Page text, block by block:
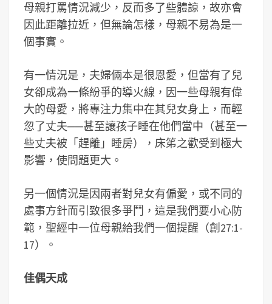
母親打罵情況減少，反而多了些體諒，故亦會
因此距離拉近，但無論怎樣，母親不易為是一
個事實。
有一情況是，夫婦倆本是很恩愛，但當有了兒
女卻成為一條紛爭的導火線，因一些母親有偉
大的母愛，將專注力集中在其兒女身上，而輕
忽了丈夫──甚至讓孩子睡在他們當中（甚至一
些丈夫被「趕離」睡房），床笫之歡受到極大
影響，使問題更大。
另一個情況是因兩者對兒女有偏愛，或不同的
處事方針而引致很多爭鬥，這是我們要小心防
範，聖經中一位母親給我們一個提醒（創27:1-
17）。
佳偶天成